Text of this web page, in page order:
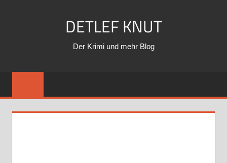
DETLEF KNUT
Der Krimi und mehr Blog